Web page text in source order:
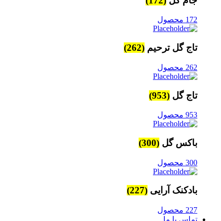
172 محصول
تاج گل ترحیم (262)
262 محصول
تاج گل (953)
953 محصول
باکس گل (300)
300 محصول
بادکنک آرایی (227)
227 محصول